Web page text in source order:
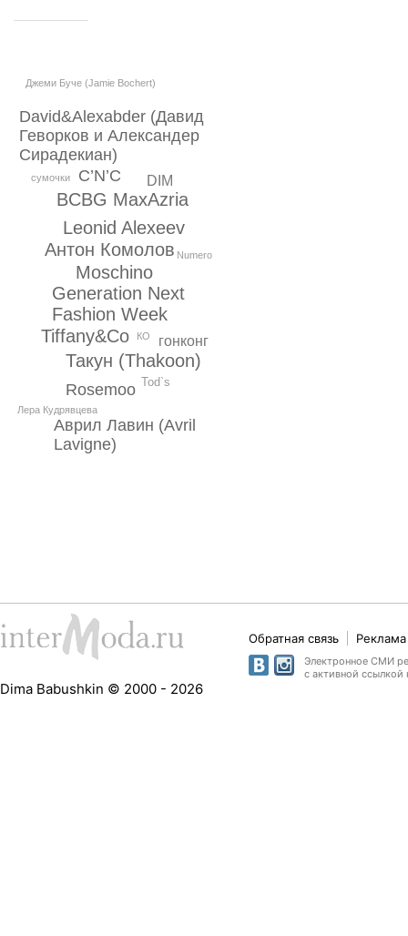
Moschino
Антон Комолов
Generation Next
Fashion Week
Leonid Alexeev
BCBG MaxAzria
Tiffany&Co
Такун (Thakoon)
David&Alexabder (Давид
Геворков и Александер
Сирадекиан)
C’N’C
Rosemoo
Аврил Лавин (Avril
Lavigne)
гонконг
DIM
Tod`s
Лера Кудрявцева
Numero
Джеми Буче (Jamie Bochert)
сумочки
КО
Dima Babushkin © 2000 - 2026
Обратная связь
Электронное СМИ
с активной ссылкой